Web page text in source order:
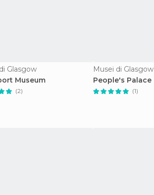
Glasgow
Museum
(2)
Musei di Glasgow
People's Palace
(1)